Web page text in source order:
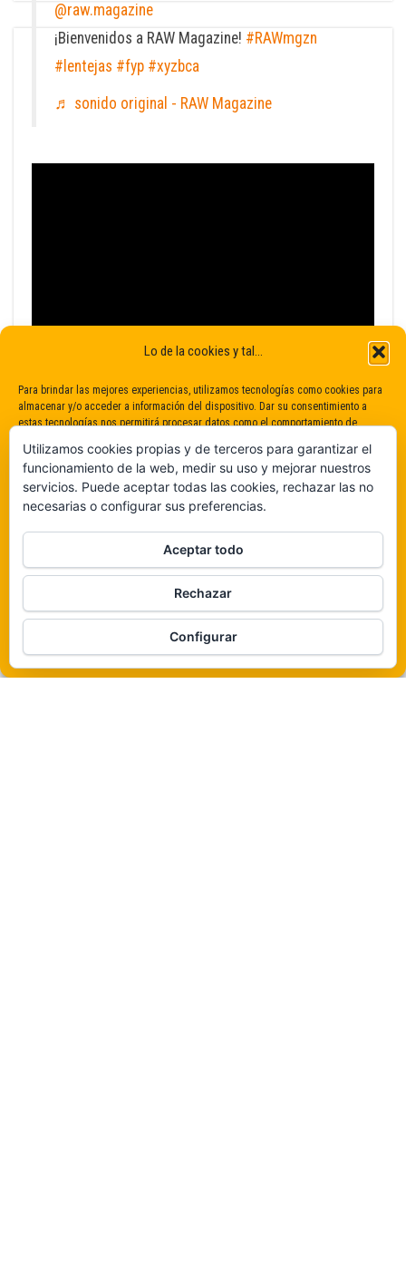
Lo de la cookies y tal...
Para brindar las mejores experiencias, utilizamos tecnologías como cookies para
almacenar y/o acceder a información del dispositivo. Dar su consentimiento a
estas tecnologías nos permitirá procesar datos como el comportamiento de
consentimiento puede afectar negativamente a determinadas características y
funciones.
De ninguna manera
Veámos que hay aquí
Política de cookies
@raw.magazine
¡Bienvenidos a RAW Magazine! #RAWmgzn
#lentejas #fyp #xyzbca
♬ sonido original - RAW Magazine
WordPress |Tema:
Utilizamos cookies propias y de terceros para garantizar el
funcionamiento de la web, medir su uso y mejorar nuestros
servicios. Puede aceptar todas las cookies, rechazar las no
necesarias o configurar sus preferencias.
Aceptar todo
Rechazar
Configurar